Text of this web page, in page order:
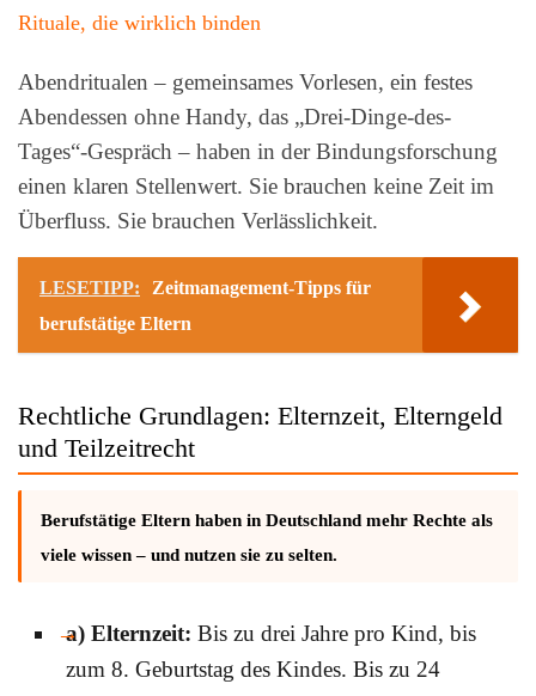
Rituale, die wirklich binden
Abendritualen – gemeinsames Vorlesen, ein festes
Abendessen ohne Handy, das „Drei-Dinge-des-
Tages“-Gespräch – haben in der Bindungsforschung
einen klaren Stellenwert. Sie brauchen keine Zeit im
Überfluss. Sie brauchen Verlässlichkeit.
LESETIPP:
Zeitmanagement-Tipps für
berufstätige Eltern
Rechtliche Grundlagen: Elternzeit, Elterngeld
und Teilzeitrecht
Berufstätige Eltern haben in Deutschland mehr Rechte als
viele wissen – und nutzen sie zu selten.
a) Elternzeit: Bis zu drei Jahre pro Kind, bis
zum 8. Geburtstag des Kindes. Bis zu 24